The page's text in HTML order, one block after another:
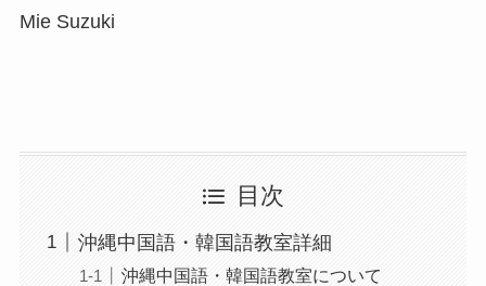
Mie Suzuki
目次
沖縄中国語・韓国語教室詳細
沖縄中国語・韓国語教室について